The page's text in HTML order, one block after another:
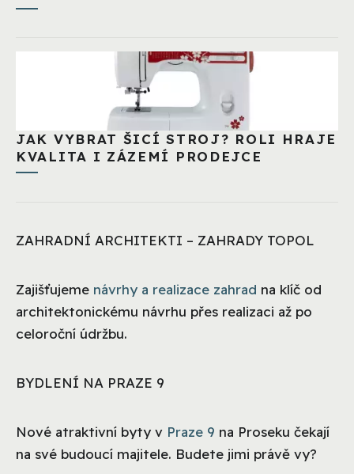
JAK VYBRAT ŠICÍ STROJ? ROLI HRAJE
KVALITA I ZÁZEMÍ PRODEJCE
ZAHRADNÍ ARCHITEKTI – ZAHRADY TOPOL
Zajišťujeme návrhy a realizace zahrad na klíč od
architektonickému návrhu přes realizaci až po
celoroční údržbu.
BYDLENÍ NA PRAZE 9
Nové atraktivní byty v Praze 9 na Proseku čekají
na své budoucí majitele. Budete jimi právě vy?